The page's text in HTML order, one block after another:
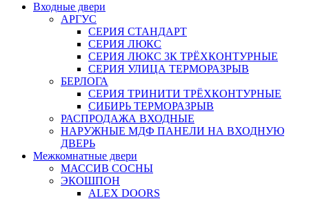
Входные двери
АРГУС
СЕРИЯ СТАНДАРТ
СЕРИЯ ЛЮКС
СЕРИЯ ЛЮКС 3К ТРЁХКОНТУРНЫЕ
СЕРИЯ УЛИЦА ТЕРМОРАЗРЫВ
БЕРЛОГА
СЕРИЯ ТРИНИТИ ТРЁХКОНТУРНЫЕ
СИБИРЬ ТЕРМОРАЗРЫВ
РАСПРОДАЖА ВХОДНЫЕ
НАРУЖНЫЕ МДФ ПАНЕЛИ НА ВХОДНУЮ
ДВЕРЬ
Межкомнатные двери
МАССИВ СОСНЫ
ЭКОШПОН
ALEX DOORS